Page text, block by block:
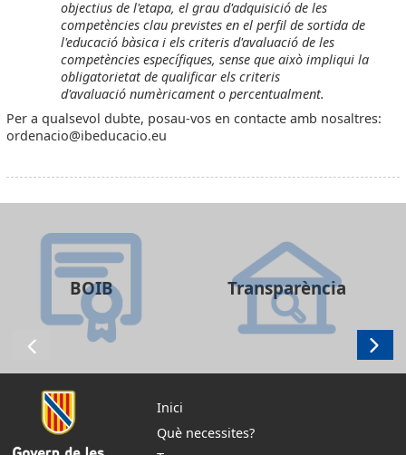
objectius de l'etapa, el grau d'adquisició de les
competències clau previstes en el perfil de sortida de
l'educació bàsica i els criteris d'avaluació de les
competències específiques, sense que això impliqui la
obligatorietat de qualificar els criteris
d'avaluació numèricament o percentualment.
Per a qualsevol dubte, posau-vos en contacte amb nosaltres:
ordenacio@ibeducacio.eu
BOIB Transparència
Inici
Què necessites?